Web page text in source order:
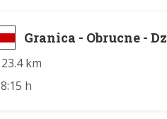
Granica - Obrucne -
23.4 km
8:15 h